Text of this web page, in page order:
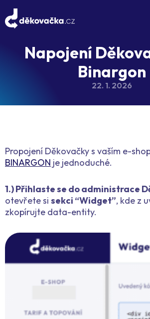
Napojení
Binargon
22. 1. 2026
Propojení Děkovačky s vaším e-
BINARGON je jednoduché.
1.) Přihlaste se do administrace
otevřete si sekci “Widget”, kde z
zkopírujte data-entity.